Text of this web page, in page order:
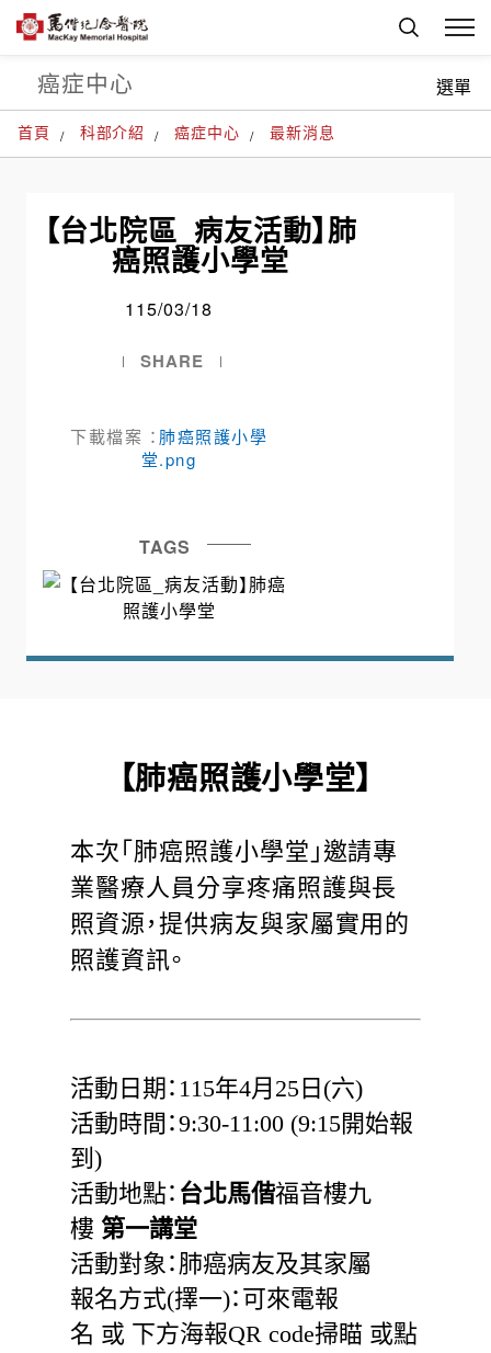
首頁 科部介紹 癌症中心 最新消息
癌症中心 選單
【台北院區_病友活動】肺
癌照護小學堂
115/03/18
SHARE
下載檔案 ：肺癌照護小學
堂.png
TAGS
【肺癌照護小學堂】
本次「肺癌照護小學堂」邀請專
業醫療人員分享疼痛照護與長
照資源，提供病友與家屬實用的
照護資訊。
活動日期：115年4月25日(六)
活動時間：9:30-11:00 (9:15開始報
到)
活動地點： 台北馬偕福音樓九
樓第一講堂
活動對象：肺癌病友及其家屬
報名方式(擇一)：可來電報
名 或 下方海報QR code掃瞄 或點